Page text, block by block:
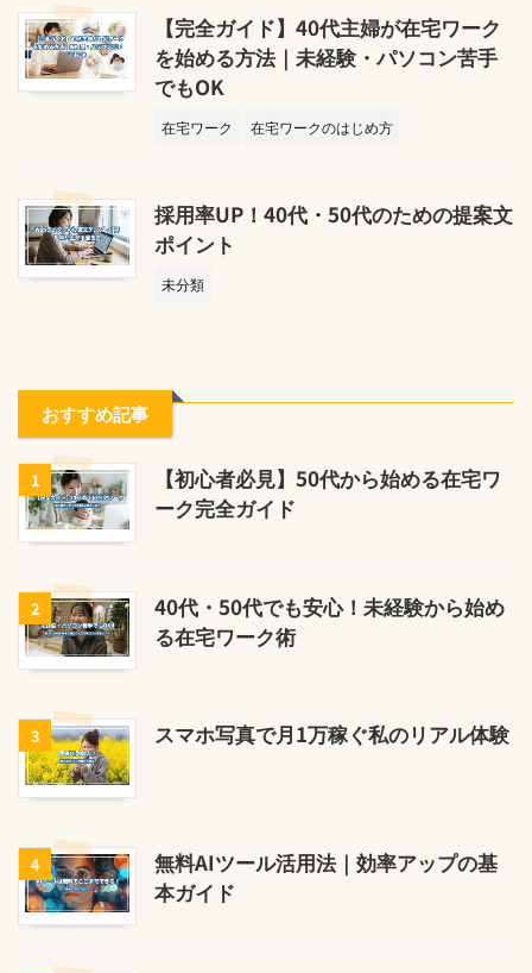
【完全ガイド】40代主婦が在宅ワーク
を始める方法｜未経験・パソコン苦手
でもOK
在宅ワーク 在宅ワークのはじめ方
採用率UP！40代・50代のための提案文
ポイント
未分類
おすすめ記事
1
【初心者必見】50代から始める在宅ワ
ーク完全ガイド
2
40代・50代でも安心！未経験から始め
る在宅ワーク術
3 スマホ写真で月1万稼ぐ私のリアル体験
4
無料AIツール活用法｜効率アップの基
本ガイド